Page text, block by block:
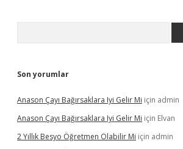
Son yorumlar
Anason Çayı Bağırsaklara Iyi Gelir Mi için admin
Anason Çayı Bağırsaklara Iyi Gelir Mi için Elvan
2 Yıllık Besyo Öğretmen Olabilir Mi için admin